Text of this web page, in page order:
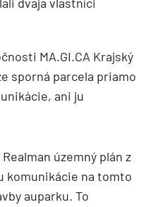
MA.GI.CA Krajský
sporná parcela priamo
ani ju
územný plán z
komunikácie na tomto
auparku. To